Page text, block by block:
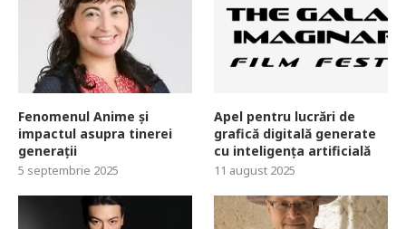
Fenomenul Anime și
impactul asupra tinerei
generații
5 septembrie 2025
Apel pentru lucrări de
grafică digitală generate
cu inteligența artificială
11 august 2025